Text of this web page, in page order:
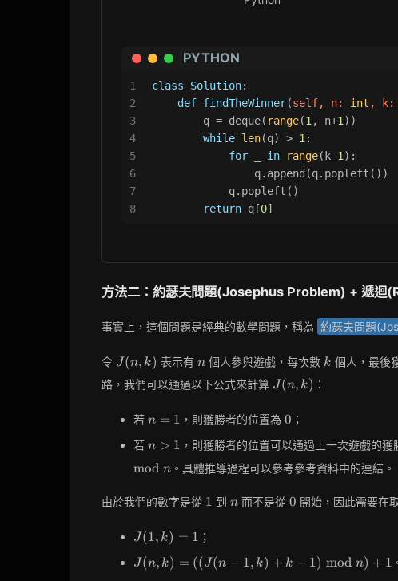
PYTHON
1
2
3
4
5
6
7
8
class Solution:
def findTheWinner(self, n: int , k:
        q = deque(
range(1 , n+1 ))
while len(q) > 1 :
for
in range(k-1 ):
                q.append(q.popleft())
            q.popleft()
return q[0]
方法二：約瑟夫問題(Josephus Problem) + 遞迴
事實上，這個問題是經典的數學問題，稱為 約瑟夫問題
令 J(n,
k)
J(n, k) 表示有 n
n個人參與遊戲，每次數 k
k 個人，最後
路，我們可以通過以下公式來計算 J(n,
J(n, k) ：
若 n
1
n = 1 ，則獲勝者的位置為0
0 ；
若 n
1
n > 1 ，則獲勝者的位置可以通過上一次遊戲的獲
mod n。具體推導過程可以參考參考資料中的連結。
由於我們的數字是從 11 到 n
n 而不是從 0
0 開始，因此需要在
J(1,
k)
= 1
J(1, k) = 1 ；
J(n, k)
J(n, k) = ((J(n − 1, k) + k − 1) mod n) + 1